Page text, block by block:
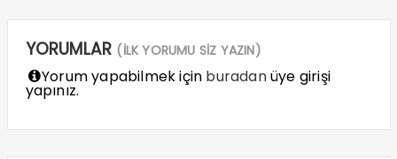
YORUMLAR (İLK YORUMU SİZ YAZIN)
Yorum yapabilmek için buradanüye girişi
yapınız.